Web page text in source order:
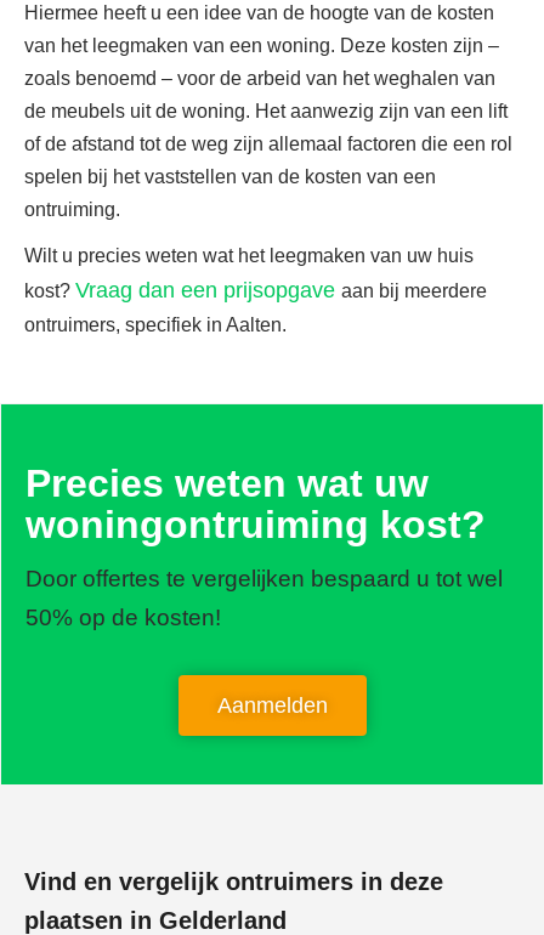
Hiermee heeft u een idee van de hoogte van de kosten
van het leegmaken van een woning. Deze kosten zijn –
zoals benoemd – voor de arbeid van het weghalen van
de meubels uit de woning. Het aanwezig zijn van een lift
of de afstand tot de weg zijn allemaal factoren die een rol
spelen bij het vaststellen van de kosten van een
ontruiming.
Wilt u precies weten wat het leegmaken van uw huis
kost? Vraag dan een prijsopgave aan bij meerdere
ontruimers, specifiek in Aalten.
Precies weten wat uw
woningontruiming kost?
Door offertes te vergelijken bespaard u tot wel
50% op de kosten!
Aanmelden
Vind en vergelijk ontruimers in deze
plaatsen in Gelderland